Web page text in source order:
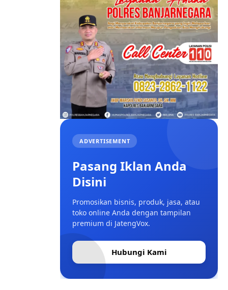
ADVERTISEMENT
Pasang Iklan Anda
Disini
Promosikan bisnis, produk, jasa, atau
toko online Anda dengan tampilan
premium di JatengVox.
Hubungi Kami